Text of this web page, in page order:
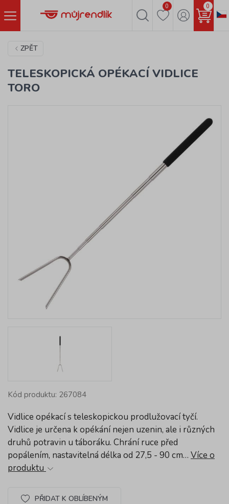
0 0
ZPĚT
TELESKOPICKÁ OPÉKACÍ VIDLICE
TORO
Kód produktu: 267084
Vidlice opékací s teleskopickou prodlužovací tyčí.
Vidlice je určena k opékání nejen uzenin, ale i různých
druhů potravin u táboráku. Chrání ruce před
popálením, nastavitelná délka od 27,5 - 90 cm… Více o
produktu
PŘIDAT K OBLÍBENÝM